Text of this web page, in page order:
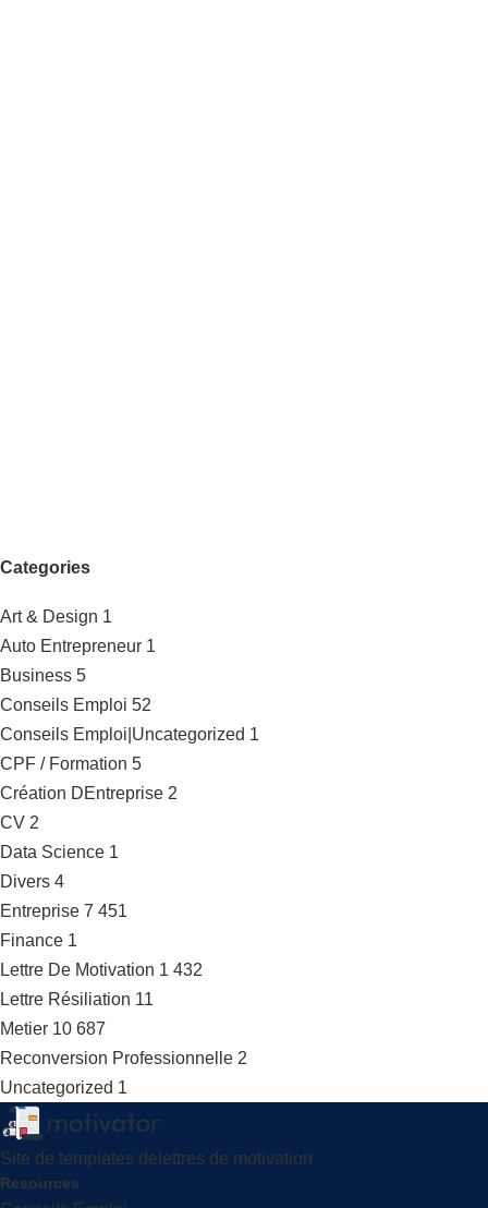
Categories
Art & Design 1
Auto Entrepreneur 1
Business 5
Conseils Emploi 52
Conseils Emploi|Uncategorized 1
CPF / Formation 5
Création DEntreprise 2
CV 2
Data Science 1
Divers 4
Entreprise 7 451
Finance 1
Lettre De Motivation 1 432
Lettre Résiliation 11
Metier 10 687
Reconversion Professionnelle 2
Uncategorized 1
Site de templates delettres de motivation
Resources